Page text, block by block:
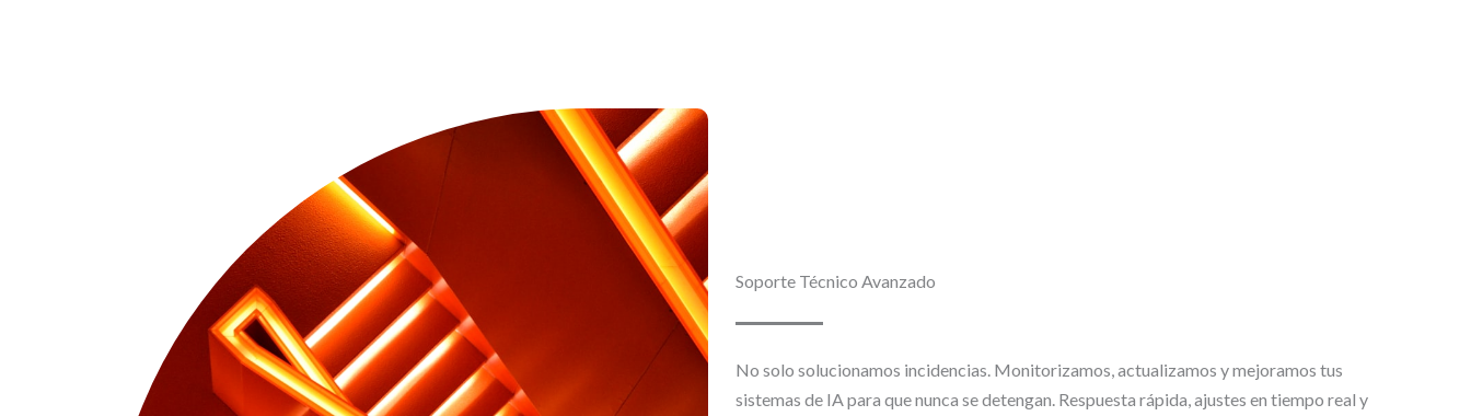
Soporte Técnico Avanzado
No solo solucionamos incidencias. Monitorizamos, actualizamos y mejoramos tus
sistemas de IA para que nunca se detengan. Respuesta rápida, ajustes en tiempo real y